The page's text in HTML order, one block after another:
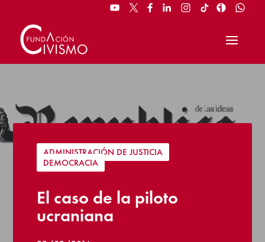
ADMINISTRACIÓN DE JUSTICIA
DEMOCRACIA
El caso de la piloto
ucraniana